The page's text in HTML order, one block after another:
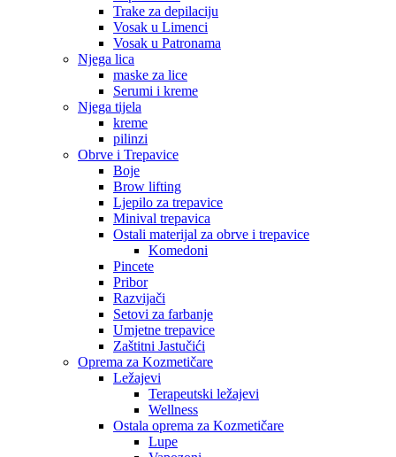
Trake za depilaciju
Vosak u Limenci
Vosak u Patronama
Njega lica
maske za lice
Serumi i kreme
Njega tijela
kreme
pilinzi
Obrve i Trepavice
Boje
Brow lifting
Ljepilo za trepavice
Minival trepavica
Ostali materijal za obrve i trepavice
Komedoni
Pincete
Pribor
Razvijači
Setovi za farbanje
Umjetne trepavice
Zaštitni Jastučići
Oprema za Kozmetičare
Ležajevi
Terapeutski ležajevi
Wellness
Ostala oprema za Kozmetičare
Lupe